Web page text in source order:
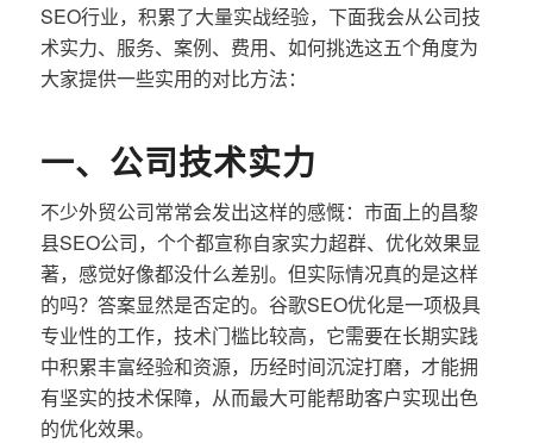
SEO行业，积累了大量实战经验，下面我会从公司技
术实力、服务、案例、费用、如何挑选这五个角度为
大家提供一些实用的对比方法：
一、公司技术实力
不少外贸公司常常会发出这样的感慨：市面上的昌黎
县SEO公司，个个都宣称自家实力超群、优化效果显
著，感觉好像都没什么差别。但实际情况真的是这样
的吗？答案显然是否定的。谷歌SEO优化是一项极具
专业性的工作，技术门槛比较高，它需要在长期实践
中积累丰富经验和资源，历经时间沉淀打磨，才能拥
有坚实的技术保障，从而最大可能帮助客户实现出色
的优化效果。